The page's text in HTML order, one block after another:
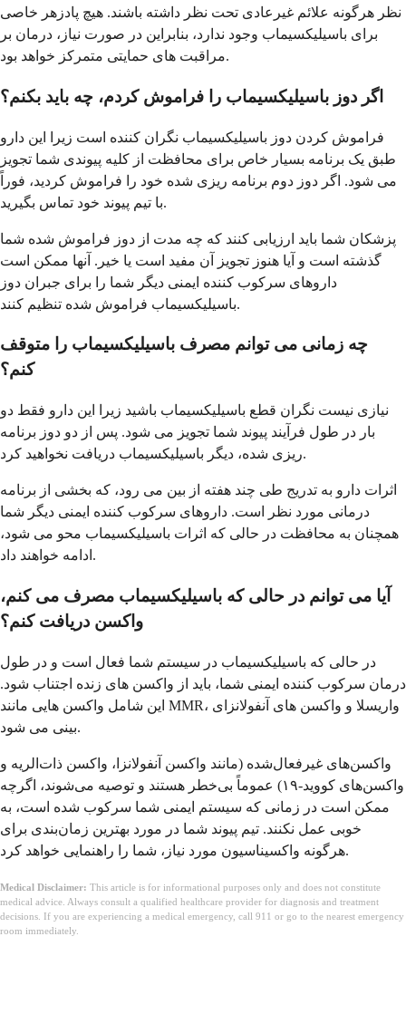
نظر هرگونه علائم غیرعادی تحت نظر داشته باشند. هیچ پادزهر خاصی
برای باسیلیکسیماب وجود ندارد، بنابراین در صورت نیاز، درمان بر
مراقبت های حمایتی متمرکز خواهد بود.
اگر دوز باسیلیکسیماب را فراموش کردم، چه باید بکنم؟
فراموش کردن دوز باسیلیکسیماب نگران کننده است زیرا این دارو
طبق یک برنامه بسیار خاص برای محافظت از کلیه پیوندی شما تجویز
می شود. اگر دوز دوم برنامه ریزی شده خود را فراموش کردید، فوراً
با تیم پیوند خود تماس بگیرید.
پزشکان شما باید ارزیابی کنند که چه مدت از دوز فراموش شده شما
گذشته است و آیا هنوز تجویز آن مفید است یا خیر. آنها ممکن است
داروهای سرکوب کننده ایمنی دیگر شما را برای جبران دوز
باسیلیکسیماب فراموش شده تنظیم کنند.
چه زمانی می توانم مصرف باسیلیکسیماب را متوقف
کنم؟
نیازی نیست نگران قطع باسیلیکسیماب باشید زیرا این دارو فقط دو
بار در طول فرآیند پیوند شما تجویز می شود. پس از دو دوز برنامه
ریزی شده، دیگر باسیلیکسیماب دریافت نخواهید کرد.
اثرات دارو به تدریج طی چند هفته از بین می رود، که بخشی از برنامه
درمانی مورد نظر است. داروهای سرکوب کننده ایمنی دیگر شما
همچنان به محافظت در حالی که اثرات باسیلیکسیماب محو می شود،
ادامه خواهند داد.
آیا می توانم در حالی که باسیلیکسیماب مصرف می کنم،
واکسن دریافت کنم؟
در حالی که باسیلیکسیماب در سیستم شما فعال است و در طول
درمان سرکوب کننده ایمنی شما، باید از واکسن های زنده اجتناب شود.
این شامل واکسن هایی مانند MMR، واریسلا و واکسن های آنفولانزای
بینی می شود.
واکسن‌های غیرفعال‌شده (مانند واکسن آنفولانزا، واکسن ذات‌الریه و
واکسن‌های کووید-۱۹) عموماً بی‌خطر هستند و توصیه می‌شوند، اگرچه
ممکن است در زمانی که سیستم ایمنی شما سرکوب شده است، به
خوبی عمل نکنند. تیم پیوند شما در مورد بهترین زمان‌بندی برای
هرگونه واکسیناسیون مورد نیاز، شما را راهنمایی خواهد کرد.
Medical Disclaimer: This article is for informational purposes only and does not constitute
medical advice. Always consult a qualified healthcare provider for diagnosis and treatment
decisions. If you are experiencing a medical emergency, call 911 or go to the nearest emergency
room immediately.